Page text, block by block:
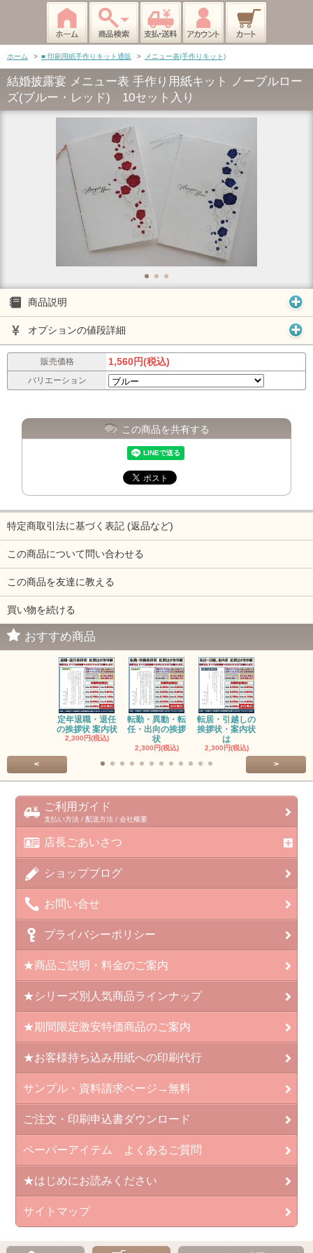
ホーム > ■ 印刷用紙手作りキット通販 > メニュー表(手作りキット)
結婚披露宴 メニュー表 手作り用紙キット ノーブルロー
ズ(ブルー・レッド) 10セット入り
商品説明
オプションの値段詳細
販売価格 1,560円(税込)
バリエーション
この商品を共有する
特定商取引法に基づく表記 (返品など)
この商品について問い合わせる
この商品を友達に教える
買い物を続ける
おすすめ商品
定年退職・退任
の挨拶状 案内状
2,300円(税込)
転勤・異動・転
任・出向の挨拶
状
2,300円(税込)
転居・引越しの
挨拶状・案内状
は
2,300円(税込)
< >
ご利用ガイド
支払い方法 / 配送方法 / 会社概要
店長ごあいさつ
ショップブログ
お問い合せ
プライバシーポリシー
★商品ご説明・料金のご案内
★シリーズ別人気商品ラインナップ
★期間限定激安特価商品のご案内
★お客様持ち込み用紙への印刷代行
サンプル・資料請求ページ→無料
ご注文・印刷申込書ダウンロード
ペーパーアイテム よくあるご質問
★はじめにお読みください
サイトマップ